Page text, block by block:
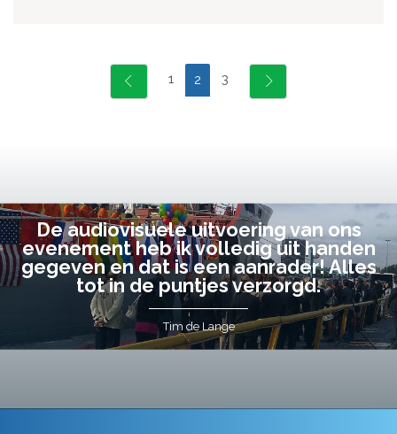
1 2 3
De audiovisuele uitvoering van ons
evenement heb ik volledig uit handen
gegeven en dat is een aanrader! Alles
tot in de puntjes verzorgd.
Tim de Lange